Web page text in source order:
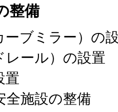
整備
ーブミラー）の
レール）の設置
置
全施設の整備